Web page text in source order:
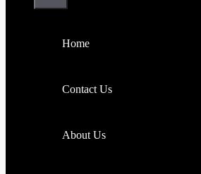
Home
Contact Us
About Us